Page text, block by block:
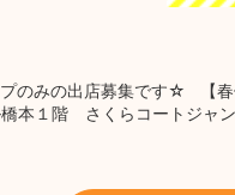
のみの出店募集です☆ 【
本１階 さくらコートジャ